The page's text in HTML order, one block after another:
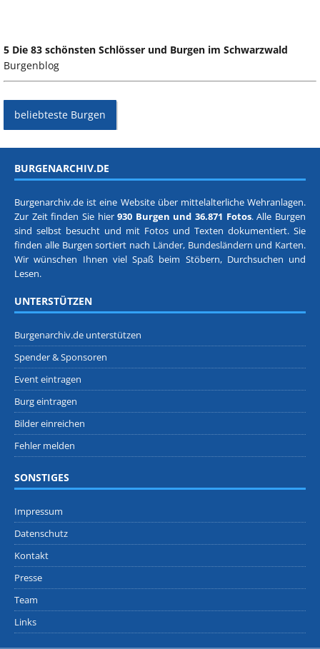
5 Die 83 schönsten Schlösser und Burgen im Schwarzwald
Burgenblog
beliebteste Burgen
BURGENARCHIV.DE
Burgenarchiv.de ist eine Website über mittelalterliche Wehranlagen.
Zur Zeit finden Sie hier930 Burgen und 36.871 Fotos. Alle Burgen
sind selbst besucht und mit Fotos und Texten dokumentiert. Sie
finden alle Burgen sortiert nach Länder, Bundesländern und Karten.
Wir wünschen Ihnen viel Spaß beim Stöbern, Durchsuchen und
Lesen.
UNTERSTÜTZEN
Burgenarchiv.de unterstützen
Spender & Sponsoren
Event eintragen
Burg eintragen
Bilder einreichen
Fehler melden
SONSTIGES
Impressum
Datenschutz
Kontakt
Presse
Team
Links